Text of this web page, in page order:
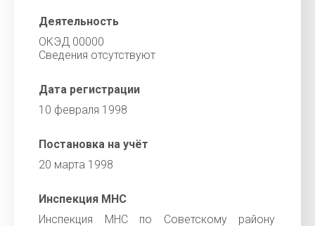
Деятельность
ОКЭД 00000
Cведения отсутствуют
Дата регистрации
10 февраля 1998
Постановка на учёт
20 марта 1998
Инспекция МНС
Инспекция МНС по Советскому району